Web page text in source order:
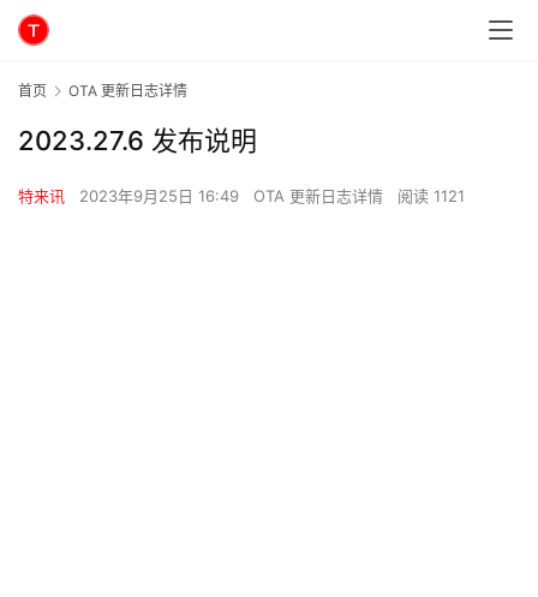
首页 OTA 更新日志详情
2023.27.6 发布说明
特来讯 2023年9月25日 16:49 OTA 更新日志详情 阅读 1121